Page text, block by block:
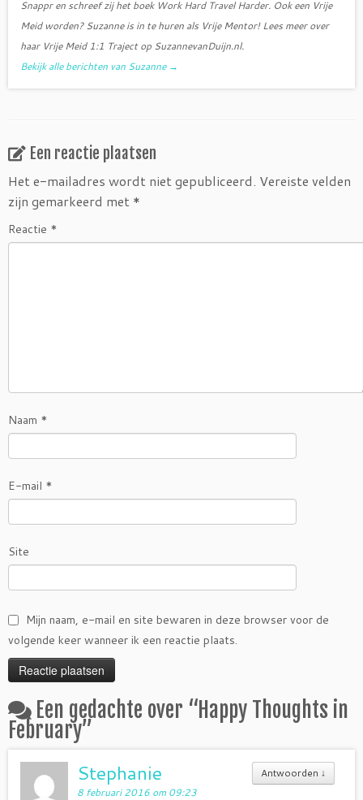
Snappr en schreef zij het boek Work Hard Travel Harder. Ook een Vrije
Meid worden? Suzanne is in te huren als Vrije Mentor! Lees meer over
haar Vrije Meid 1:1 Traject op SuzannevanDuijn.nl.
Bekijk alle berichten van Suzanne →
Een reactie plaatsen
Het e-mailadres wordt niet gepubliceerd. Vereiste velden
zijn gemarkeerd met *
Reactie *
Naam *
E-mail *
Site
Mijn naam, e-mail en site bewaren in deze browser voor de
volgende keer wanneer ik een reactie plaats.
Een gedachte over “Happy Thoughts in
February”
Antwoorden ↓
Stephanie
8 februari 2016 om 09:23